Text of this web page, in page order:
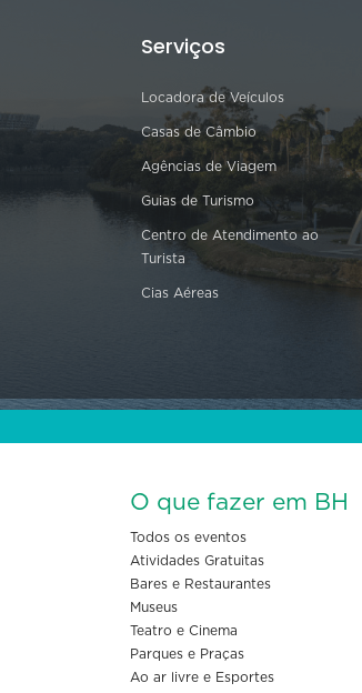
Serviços
Locadora de Veículos
Casas de Câmbio
Agências de Viagem
Guias de Turismo
Centro de Atendimento ao
Turista
Cias Aéreas
O que fazer em BH
Todos os eventos
Atividades Gratuitas
Bares e Restaurantes
Museus
Teatro e Cinema
Parques e Praças
Ao ar livre e Esportes